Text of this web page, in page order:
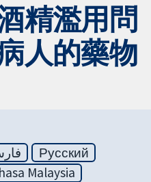
精濫用問
人的藥物
Русский
Malaysia